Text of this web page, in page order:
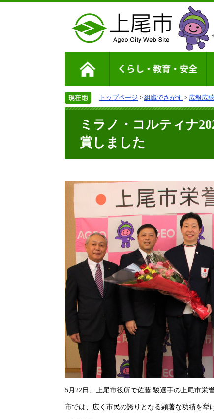
トップページ > 組織でさがす > 広報広
ミラノ・コルティナ
賞しました
5月22日、上尾市役所で佐藤 駿選手の上尾市栄
市では、広く市民の誇りとなる顕著な功績を挙